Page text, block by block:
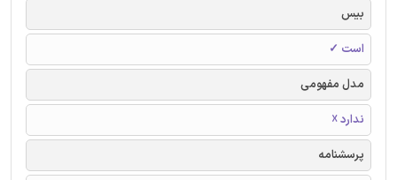
بیس
است ✓
مدل مفهومی
ندارد ☓
پرسشنامه